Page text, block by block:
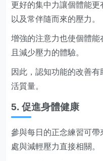
更好的集中力讓個體能
以及常伴隨而來的壓力。
增強的注意力也使個體
且減少壓力的體驗。
因此，認知功能的改善
活質量。
5. 促進身體健康
參與每日的正念練習可
處與減輕壓力直接相關。